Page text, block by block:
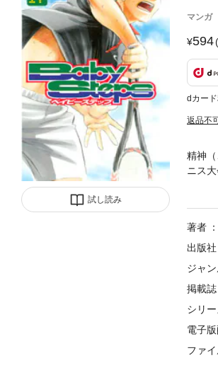
試し読み
マンガ
594
dカー
返品不
精神
ニス
チに
著者
出版社
ジャ
掲載誌
シリ
電子
ファ